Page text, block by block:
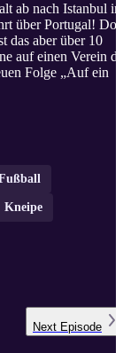
ab nach Istanbul
über Portugal!
das aber über 10
auf einen Verein
Folge „Auf ein
Kneipe
Next Episode